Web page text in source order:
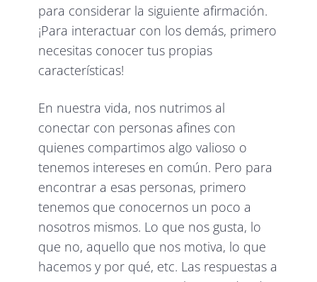
para considerar la siguiente afirmación.
¡Para interactuar con los demás, primero
necesitas conocer tus propias
características!
En nuestra vida, nos nutrimos al
conectar con personas afines con
quienes compartimos algo valioso o
tenemos intereses en común. Pero para
encontrar a esas personas, primero
tenemos que conocernos un poco a
nosotros mismos. Lo que nos gusta, lo
que no, aquello que nos motiva, lo que
hacemos y por qué, etc. Las respuestas a